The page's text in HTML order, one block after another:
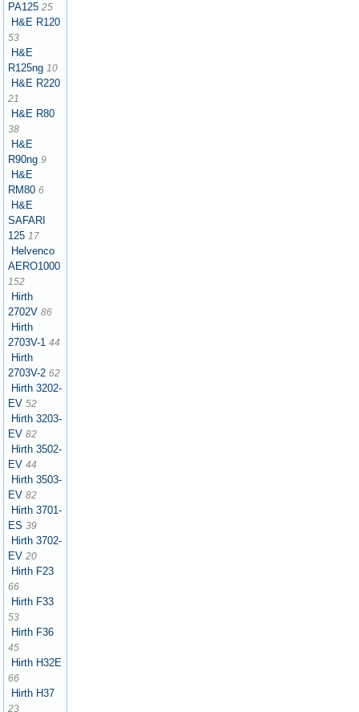
PA125 25
H&E R120
53
H&E
R125ng 10
H&E R220
21
H&E R80
38
H&E
R90ng 9
H&E
RM80 6
H&E
SAFARI
125 17
Helvenco
AERO1000
152
Hirth
2702V 86
Hirth
2703V-1 44
Hirth
2703V-2 62
Hirth 3202-
EV 52
Hirth 3203-
EV 82
Hirth 3502-
EV 44
Hirth 3503-
EV 82
Hirth 3701-
ES 39
Hirth 3702-
EV 20
Hirth F23
66
Hirth F33
53
Hirth F36
45
Hirth H32E
66
Hirth H37
23